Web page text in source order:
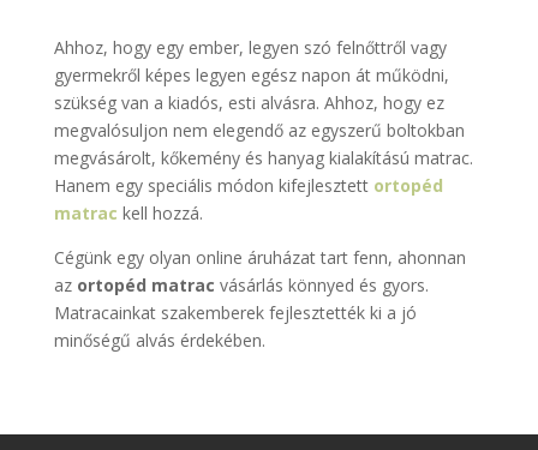
Ahhoz, hogy egy ember, legyen szó felnőttről vagy
gyermekről képes legyen egész napon át működni,
szükség van a kiadós, esti alvásra. Ahhoz, hogy ez
megvalósuljon nem elegendő az egyszerű boltokban
megvásárolt, kőkemény és hanyag kialakítású matrac.
Hanem egy speciális módon kifejlesztett ortopéd
matrac kell hozzá.
Cégünk egy olyan online áruházat tart fenn, ahonnan
az ortopéd matrac vásárlás könnyed és gyors.
Matracainkat szakemberek fejlesztették ki a jó
minőségű alvás érdekében.